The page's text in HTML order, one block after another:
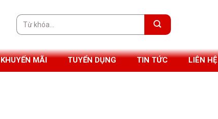
Tìm
kiếm:
KHUYẾN MÃI TUYỂN DỤNG TIN TỨC LIÊN HỆ